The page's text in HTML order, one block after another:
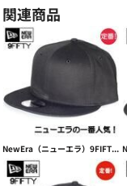
関連商品
NewEra（ニューエラ）9FIFTY Flat Bill Snapback Cap【本体価格(税抜)￥4,990】